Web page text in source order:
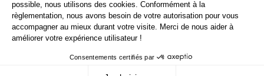
Politique de confidentialité
Nous contacter